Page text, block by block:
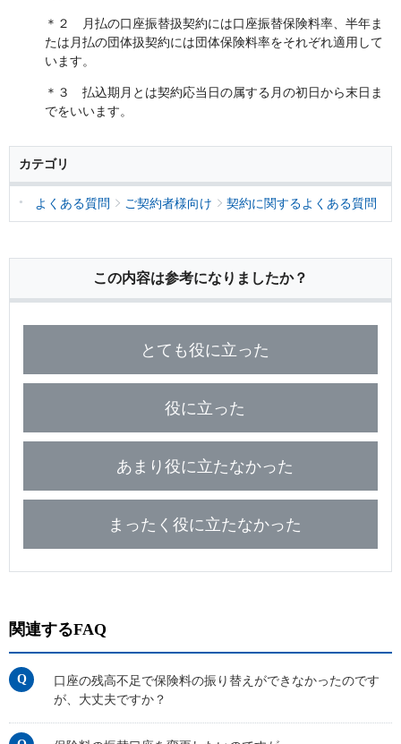
＊２ 月払の口座振替扱契約には口座振替保険料率、半年ま
たは月払の団体扱契約には団体保険料率をそれぞれ適用して
います。
＊３ 払込期月とは契約応当日の属する月の初日から末日ま
でをいいます。
カテゴリ
よくある質問 ご契約者様向け 契約に関するよくある質問
この内容は参考になりましたか？
とても役に立った
役に立った
あまり役に立たなかった
まったく役に立たなかった
関連するFAQ
口座の残高不足で保険料の振り替えができなかったのです
が、大丈夫ですか？